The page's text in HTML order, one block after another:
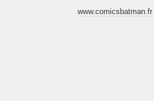
www.comicsbatman.fr